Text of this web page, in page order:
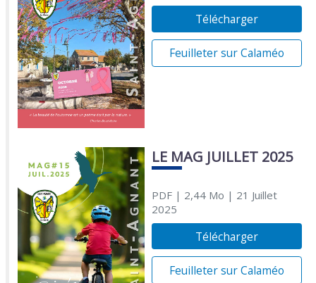
Télécharger
Feuilleter sur Calaméo
LE MAG JUILLET 2025
PDF| 2,44 Mo | 21 Juillet
2025
Télécharger
Feuilleter sur Calaméo